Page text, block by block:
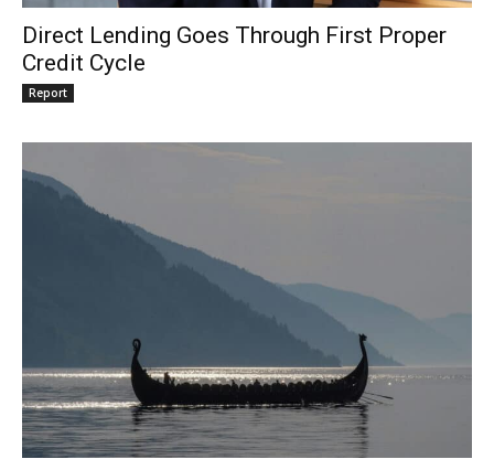
Direct Lending Goes Through First Proper
Credit Cycle
Report